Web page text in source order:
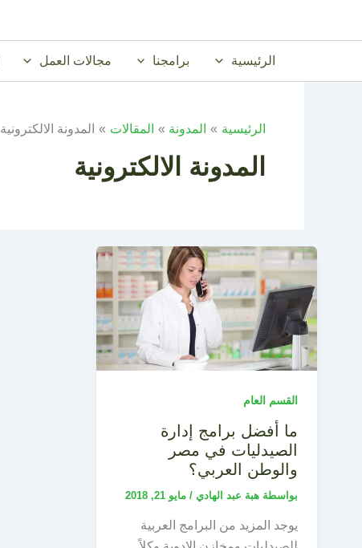
الرئيسية برامجنا مجالات العمل
الرئيسية المدونة المقالات المدونة الالكترونية
المدونة الالكترونية
القسم العام
ما أفضل برامج إدارة
الصيدليات في مصر
والوطن العربي؟
بواسطة هبة عبد الهادي / مايو 21, 2018
يوجد المزيد من البرامج العربية